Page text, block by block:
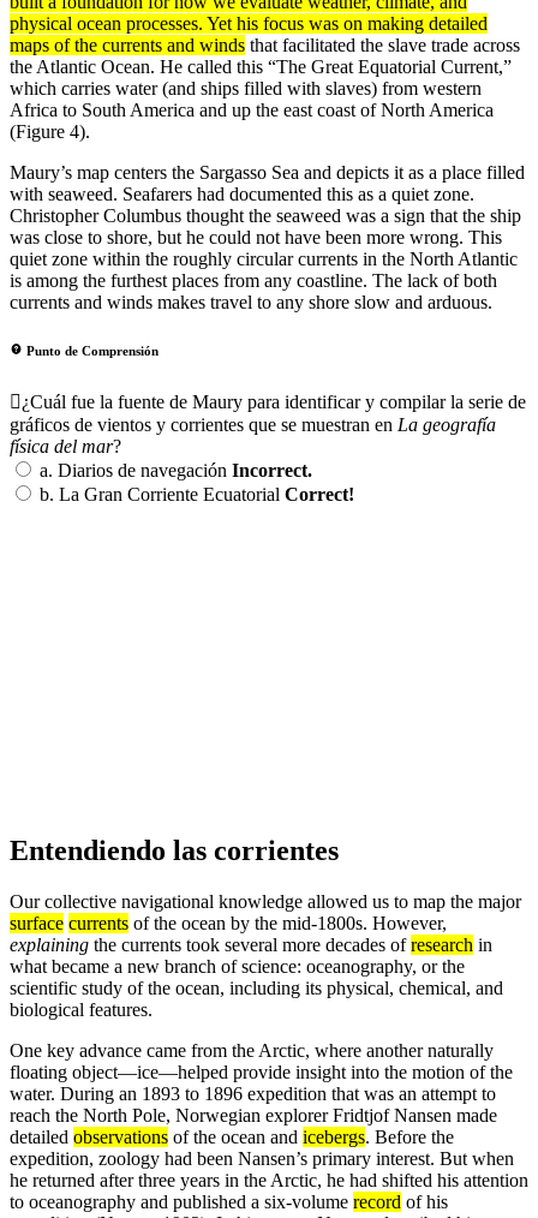
physical ocean processes. Yet his focus was on making detailed
maps of the currents and winds that facilitated the slave trade across
the Atlantic Ocean. He called this “The Great Equatorial Current,”
which carries water (and ships filled with slaves) from western
Africa to South America and up the east coast of North America
(Figure 4).
Maury’s map centers the Sargasso Sea and depicts it as a place filled
with seaweed. Seafarers had documented this as a quiet zone.
Christopher Columbus thought the seaweed was a sign that the ship
was close to shore, but he could not have been more wrong. This
quiet zone within the roughly circular currents in the North Atlantic
is among the furthest places from any coastline. The lack of both
currents and winds makes travel to any shore slow and arduous.
Punto de Comprensión
¿Cuál fue la fuente de Maury para identificar y compilar la serie de
gráficos de vientos y corrientes que se muestran en La geografía
física del mar?
a. Diarios de navegación Incorrect.
b. La Gran Corriente Ecuatorial Correct!
Entendiendo las corrientes
Our collective navigational knowledge allowed us to map the major
surface currents of the ocean by the mid-1800s. However,
explaining the currents took several more decades ofresearch in
what became a new branch of science: oceanography, or the
scientific study of the ocean, including its physical, chemical, and
biological features.
One key advance came from the Arctic, where another naturally
floating object—ice—helped provide insight into the motion of the
water. During an 1893 to 1896 expedition that was an attempt to
reach the North Pole, Norwegian explorer Fridtjof Nansen made
detailed observations of the ocean and icebergs. Before the
expedition, zoology had been Nansen’s primary interest. But when
he returned after three years in the Arctic, he had shifted his attention
to oceanography and published a six-volume record of his